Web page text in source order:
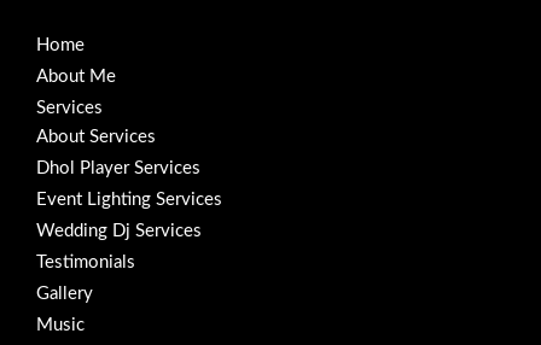
Home
About Me
Services
About Services
Dhol Player Services
Event Lighting Services
Wedding Dj Services
Testimonials
Gallery
Music